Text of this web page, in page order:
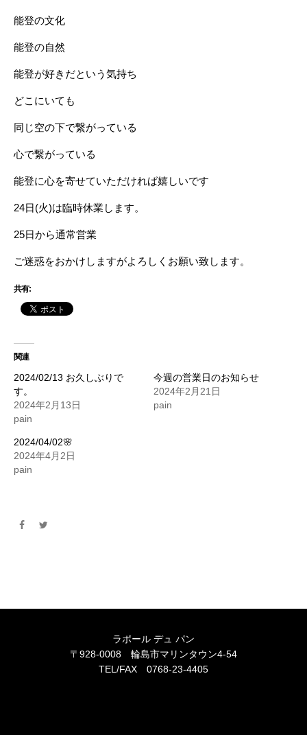
能登の文化
能登の自然
能登が好きだという気持ち
どこにいても
同じ空の下で繋がっている
心で繋がっている
能登に心を寄せていただければ嬉しいです
24日(火)は臨時休業します。
25日から通常営業
ご迷惑をおかけしますがよろしくお願い致します。
共有:
関連
2024/02/13 お久しぶりで
す。
2024年2月13日
pain
今週の営業日のお知らせ
2024年2月21日
pain
2024/04/02🌸
2024年4月2日
pain
ラポール デュ パン
〒928-0008 輪島市マリンタウン4-54
TEL/FAX 0768-23-4405